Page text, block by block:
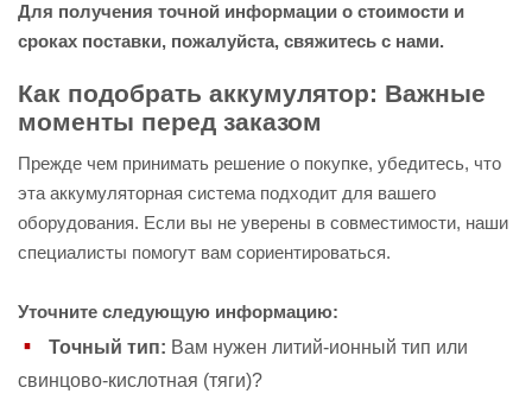
Для получения точной информации о стоимости и
сроках поставки, пожалуйста, свяжитесь с нами.
Как подобрать аккумулятор: Важные
моменты перед заказом
Прежде чем принимать решение о покупке, убедитесь, что
эта аккумуляторная система подходит для вашего
оборудования. Если вы не уверены в совместимости, наши
специалисты помогут вам сориентироваться.
Уточните следующую информацию:
Точный тип: Вам нужен литий-ионный тип или
свинцово-кислотная (тяги)?